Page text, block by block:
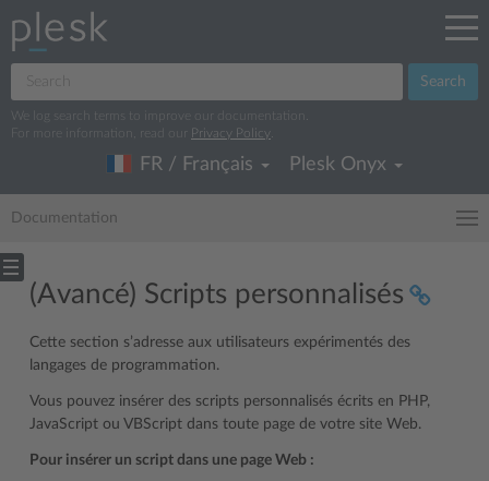
Search
We log search terms to improve our documentation.
For more information, read our
Privacy Policy
FR / Français Plesk Onyx
Documentation
(Avancé) Scripts personnalisés
Cette section s’adresse aux utilisateurs expérimentés des
langages de programmation.
Vous pouvez insérer des scripts personnalisés écrits en PHP,
JavaScript ou VBScript dans toute page de votre site Web.
Pour insérer un script dans une page Web :